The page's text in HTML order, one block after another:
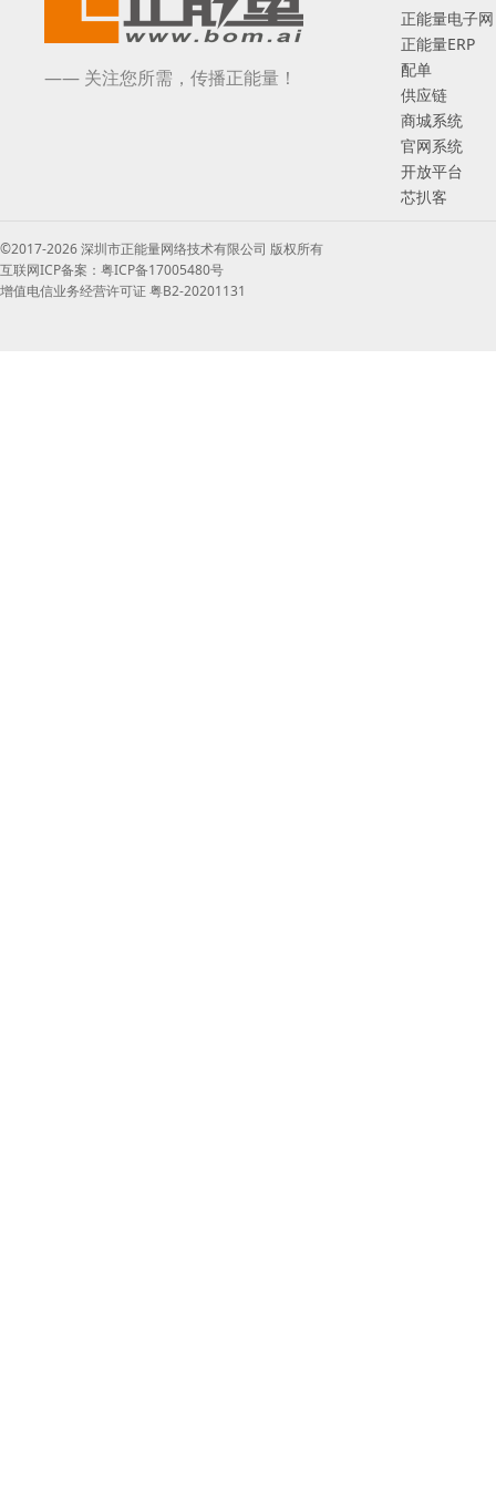
—— 关注您所需，传播正能量！
正能量电子网
正能量ERP
配单
供应链
商城系统
官网系统
开放平台
芯扒客
©2017-2026 深圳市正能量网络技术有限公司 版权所有
互联网ICP备案：粤ICP备17005480号
增值电信业务经营许可证 粤B2-20201131